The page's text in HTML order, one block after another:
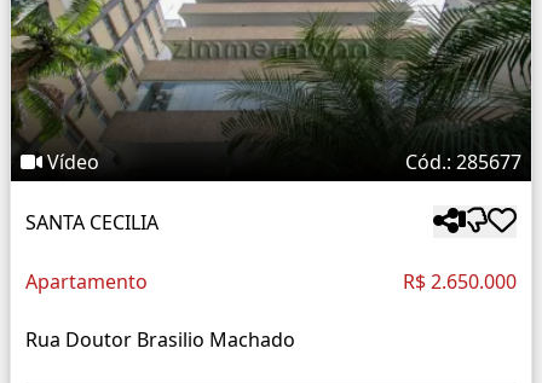
Vídeo Cód.: 285677
SANTA CECILIA
Apartamento R$ 2.650.000
Rua Doutor Brasilio Machado